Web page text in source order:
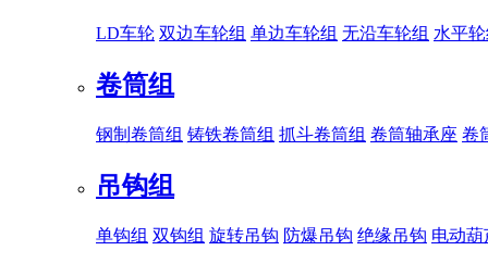
LD车轮 双边车轮组 单边车轮组 无沿车轮组 水平
卷筒组
钢制卷筒组 铸铁卷筒组 抓斗卷筒组 卷筒轴承座 卷
吊钩组
单钩组 双钩组 旋转吊钩 防爆吊钩 绝缘吊钩 电动